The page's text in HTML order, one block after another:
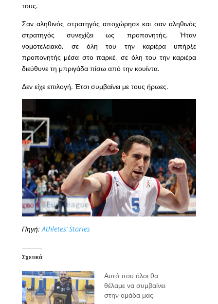
τους.
Σαν αληθινός στρατηγός αποχώρησε και σαν αληθινός
στρατηγός συνεχίζει ως προπονητής. Ήταν
νομοτελειακό, σε όλη του την καριέρα υπήρξε
προπονητής μέσα στο παρκέ, σε όλη του την καριέρα
διεύθυνε τη μπριγάδα πίσω από την κουίντα.
Δεν είχε επιλογή. Έτσι συμβαίνει με τους ήρωες.
Πηγή: Athletes’ Stories
Σχετικά
Αυτό που όλοι θα
θέλαμε να συμβαίνει
στην ομάδα μας